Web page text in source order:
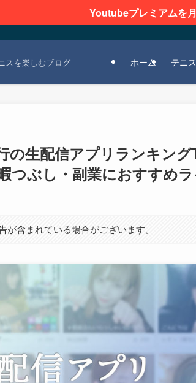
Youtubeプレミアムを
スを楽しむブログ ホーム テニ
の生配信アプリランキン
つぶし・副業におすすめラ
が含まれている場合がございます。